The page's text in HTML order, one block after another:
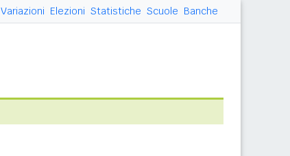
Variazioni Elezioni Statistiche Scuole Banche